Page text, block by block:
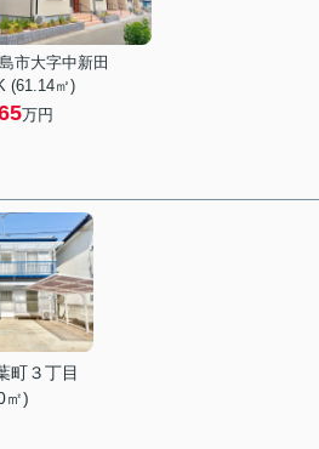
市大字中新田
(61.14㎡)
万円
町３丁目
㎡)